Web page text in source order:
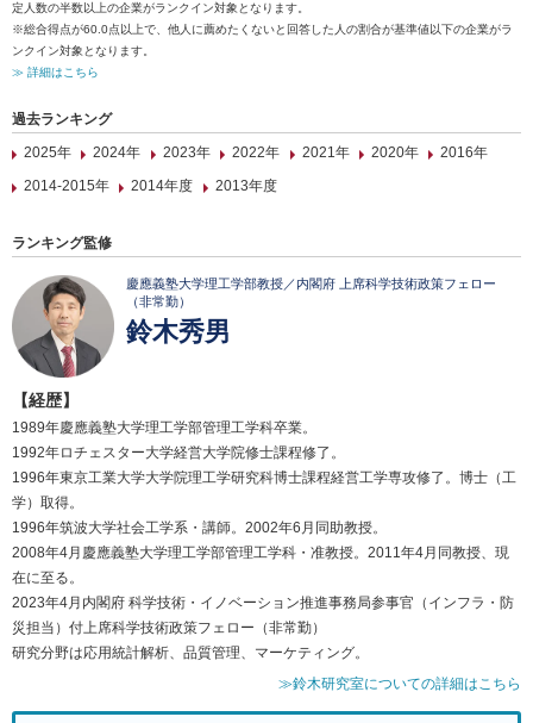
定人数の半数以上の企業がランクイン対象となります。
※総合得点が60.0点以上で、他人に薦めたくないと回答した人の割合が基準値以下の企業がラ
ンクイン対象となります。
≫ 詳細はこちら
過去ランキング
2025年
2024年 2023年 2022年 2021年 2020年
2016年
2014-2015年
2014年度 2013年度
ランキング監修
慶應義塾大学理工学部教授／内閣府 上席科学技術政策フェロー
（非常勤）
鈴木秀男
【経歴】
1989年慶應義塾大学理工学部管理工学科卒業。
1992年ロチェスター大学経営大学院修士課程修了。
1996年東京工業大学大学院理工学研究科博士課程経営工学専攻修了。博士（工
学）取得。
1996年筑波大学社会工学系・講師。2002年6月同助教授。
2008年4月慶應義塾大学理工学部管理工学科・准教授。2011年4月同教授、現
在に至る。
2023年4月内閣府 科学技術・イノベーション推進事務局参事官（インフラ・防
災担当）付上席科学技術政策フェロー（非常勤）
研究分野は応用統計解析、品質管理、マーケティング。
≫鈴木研究室についての詳細はこちら